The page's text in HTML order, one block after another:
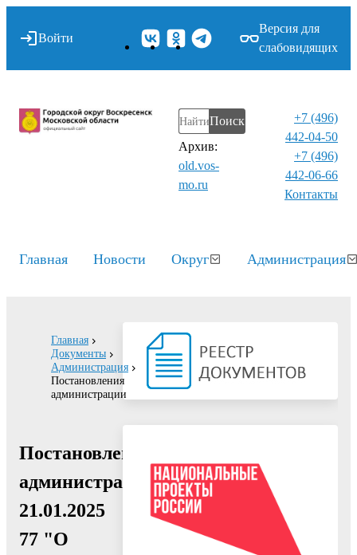
Войти
Версия для
слабовидящих
Поиск
Архив:
old.vos-
mo.ru
+7 (496)
442-04-50
+7 (496)
442-06-66
Контакты⁠
Главная Новости Округ Администрация
Главная
Документы
Администрация
Постановления
администрации
Постановление
администрации
21.01.2025
77 "О